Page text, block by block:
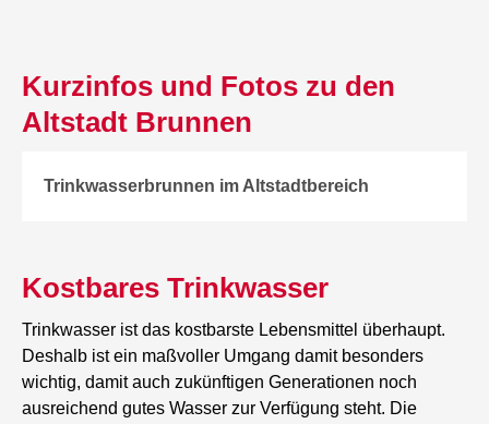
Kurzinfos und Fotos zu den
Altstadt Brunnen
Trinkwasserbrunnen im Altstadtbereich
Kostbares Trinkwasser
Trinkwasser ist das kostbarste Lebensmittel überhaupt.
Deshalb ist ein maßvoller Umgang damit besonders
wichtig, damit auch zukünftigen Generationen noch
ausreichend gutes Wasser zur Verfügung steht. Die